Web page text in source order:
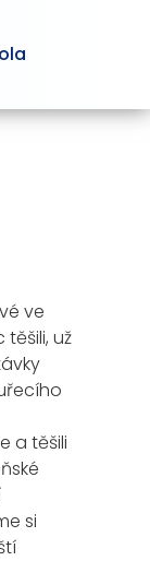
ve
už
a těšili
si